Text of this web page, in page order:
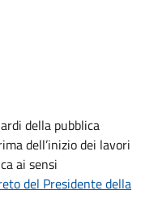
della pubblica
dell’inizio dei lavori
ai sensi
del Presidente della